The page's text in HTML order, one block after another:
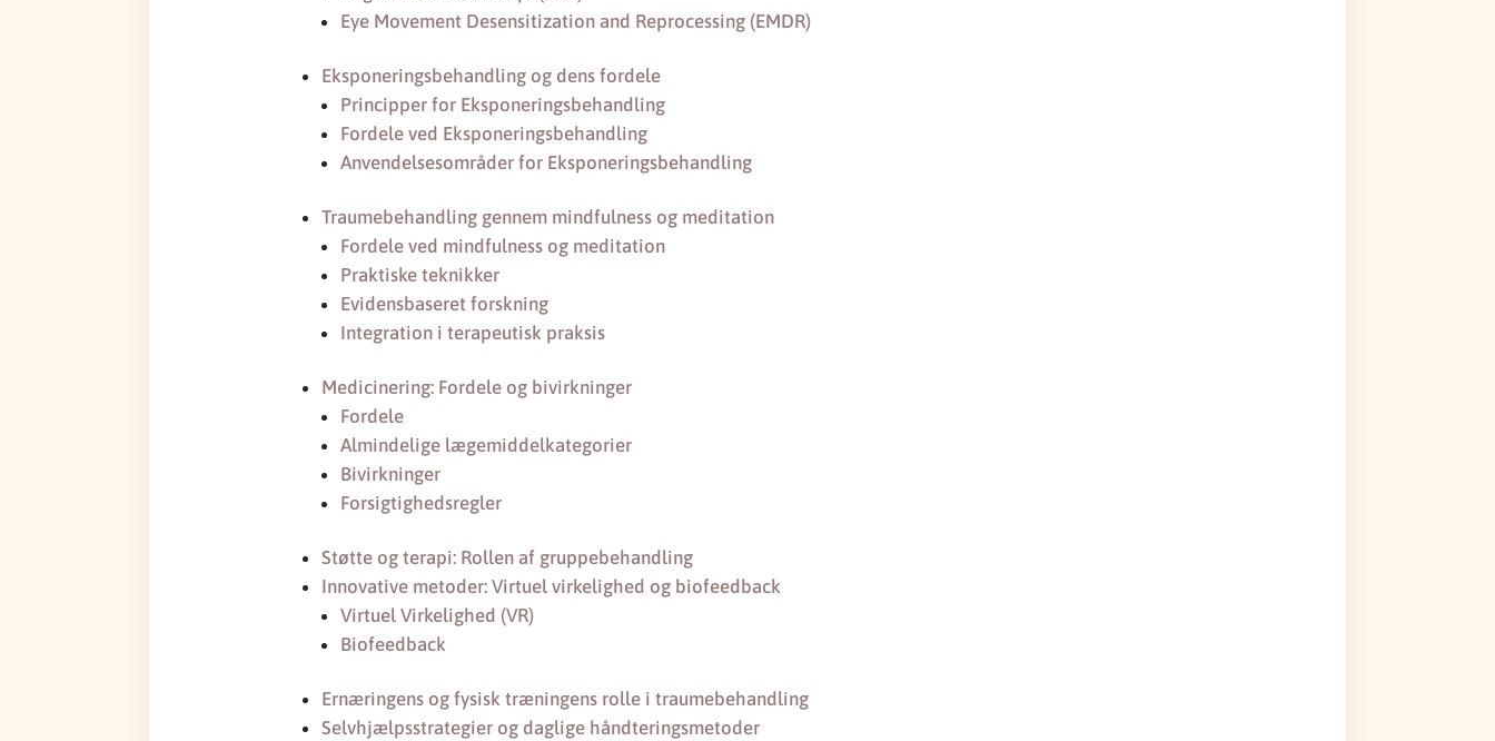
Eye Movement Desensitization and Reprocessing (EMDR)
Eksponeringsbehandling og dens fordele
Principper for Eksponeringsbehandling
Fordele ved Eksponeringsbehandling
Anvendelsesområder for Eksponeringsbehandling
Traumebehandling gennem mindfulness og meditation
Fordele ved mindfulness og meditation
Praktiske teknikker
Evidensbaseret forskning
Integration i terapeutisk praksis
Medicinering: Fordele og bivirkninger
Fordele
Almindelige lægemiddelkategorier
Bivirkninger
Forsigtighedsregler
Støtte og terapi: Rollen af gruppebehandling
Innovative metoder: Virtuel virkelighed og biofeedback
Virtuel Virkelighed (VR)
Biofeedback
Ernæringens og fysisk træningens rolle i traumebehandling
Selvhjælpsstrategier og daglige håndteringsmetoder